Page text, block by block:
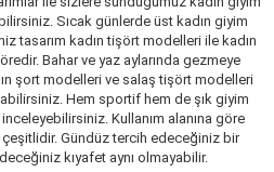
Sıcak günlerde üst kadın giyim
tasarım kadın tişört modelleri ile kadın
Bahar ve yaz aylarında gezmeye
şort modelleri ve salaş tişört modelleri
Hem sportif hem de şık giyim
Kullanım alanına göre
Gündüz tercih edeceğiniz bir
kıyafet aynı olmayabilir.